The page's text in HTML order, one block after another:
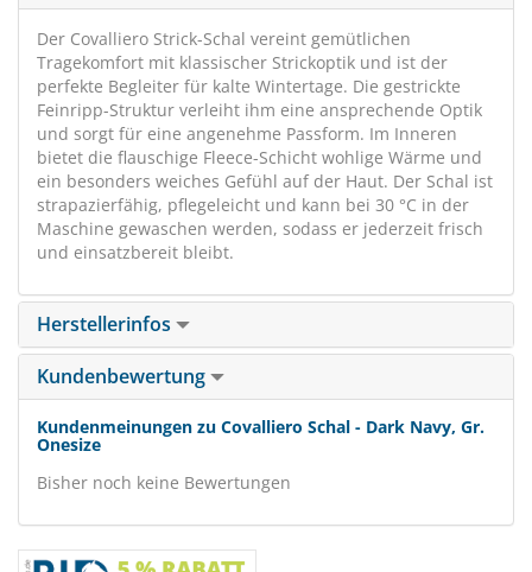
Der Covalliero Strick-Schal vereint gemütlichen
Tragekomfort mit klassischer Strickoptik und ist der
perfekte Begleiter für kalte Wintertage. Die gestrickte
Feinripp-Struktur verleiht ihm eine ansprechende Optik
und sorgt für eine angenehme Passform. Im Inneren
bietet die flauschige Fleece-Schicht wohlige Wärme und
ein besonders weiches Gefühl auf der Haut. Der Schal ist
strapazierfähig, pflegeleicht und kann bei 30 °C in der
Maschine gewaschen werden, sodass er jederzeit frisch
und einsatzbereit bleibt.
Herstellerinfos
Kundenbewertung
Kundenmeinungen zu Covalliero Schal - Dark Navy, Gr.
Onesize
Bisher noch keine Bewertungen